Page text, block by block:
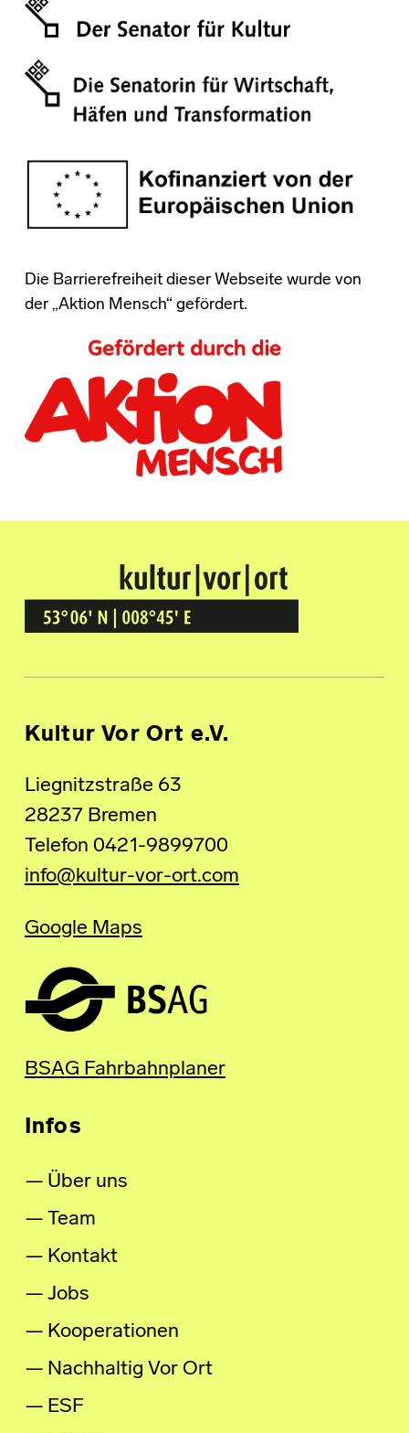
Die Barrierefreiheit dieser Webseite wurde von
der „Aktion Mensch“ gefördert.
Kultur Vor Ort
BREMEN GRÖPELINGEN
Kultur Vor Ort e.V.
Liegnitzstraße 63
28237 Bremen
Telefon 0421-9899700
info@kultur-vor-ort.com
Google Maps
BSAG Fahrbahnplaner
Infos
Über uns
Team
Kontakt
Jobs
Kooperationen
Nachhaltig Vor Ort
ESF